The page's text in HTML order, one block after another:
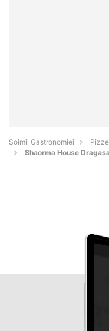
Șoimii Gastronomiei
Shaorma House